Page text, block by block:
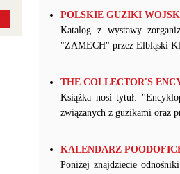
POLSKIE GUZIKI
Katalog z wystawy
"ZAMECH" przez Elbląski
THE COLLECTOR'S
Książka nosi tytuł:
związanych z guzikami oraz
KALENDARZ
Poniżej znajdziecie